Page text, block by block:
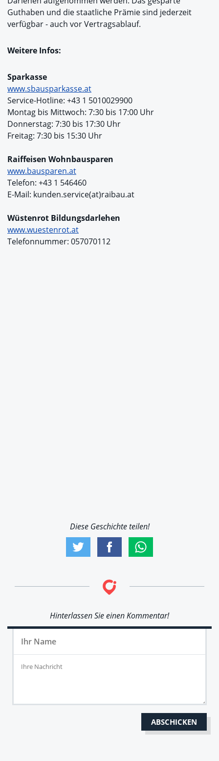
Guthaben und die staatliche Prämie sind jederzeit
verfügbar - auch vor Vertragsablauf.
Weitere Infos:
Sparkasse
www.sbausparkasse.at
Service-Hotline: +43 1 5010029900
Montag bis Mittwoch: 7:30 bis 17:00 Uhr
Donnerstag: 7:30 bis 17:30 Uhr
Freitag: 7:30 bis 15:30 Uhr
Raiffeisen Wohnbausparen
www.bausparen.at
Telefon: +43 1 546460
E-Mail: kunden.service(at)raibau.at
Wüstenrot Bildungsdarlehen
www.wuestenrot.at
Telefonnummer: 057070112
Diese Geschichte teilen!
Hinterlassen Sie einen Kommentar!